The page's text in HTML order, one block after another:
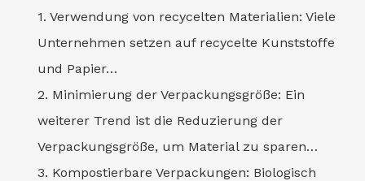
1. Verwendung von recycelten Materialien: Viele
Unternehmen setzen auf recycelte Kunststoffe
und Papier…
2. Minimierung der Verpackungsgröße: Ein
weiterer Trend ist die Reduzierung der
Verpackungsgröße, um Material zu sparen…
3. Kompostierbare Verpackungen: Biologisch